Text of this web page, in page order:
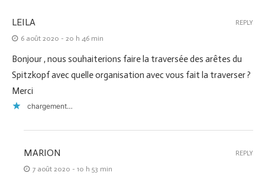
LEILA
6 août 2020 - 20 h 46 min
Bonjour , nous souhaiterions faire la traversée des arêtes du
Spitzkopf avec quelle organisation avec vous fait la traverser ?
Merci
chargement…
REPLY
MARION
7 août 2020 - 10 h 53 min
REPLY